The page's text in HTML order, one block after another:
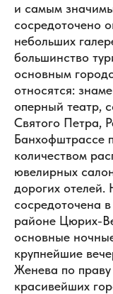
и самым
сосредоточено
небольших
большинство
основным
относятся:
оперный театр,
Святого Петра,
Банхофштрассе
количеством
ювелирных
дорогих отелей.
сосредоточена
районе Цюрих-
основные
крупнейшие
Женева по
красивейших